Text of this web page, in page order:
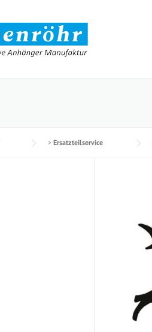
> Ersatzteilservice